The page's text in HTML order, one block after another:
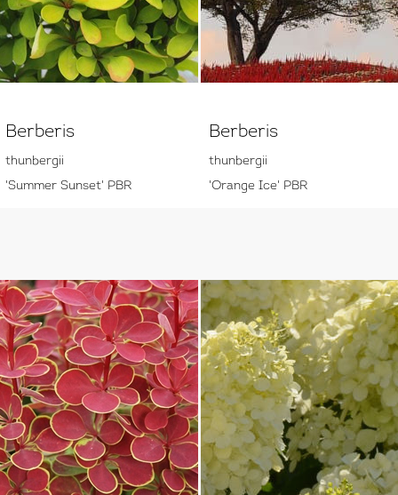
Berberis
thunbergii
'Summer Sunset' PBR
Berberis
thunbergii
'Orange Ice' PBR